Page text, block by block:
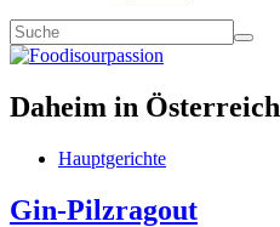
Daheim in Österreich
Hauptgerichte
Gin-Pilzragout